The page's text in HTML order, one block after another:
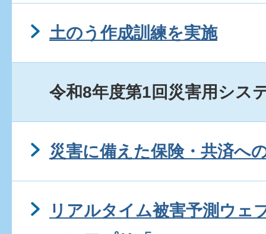
土のう作成訓練を実施
令和8年度第1回災害用シス
災害に備えた保険・共済へ
リアルタイム被害予測ウェ